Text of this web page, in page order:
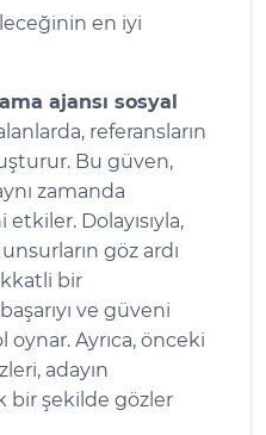
en iyi
ajansı sosyal
referansların
Bu güven,
zamanda
Dolayısıyla,
göz ardı
bir
ve güveni
Ayrıca, önceki
adayın
bir şekilde gözler